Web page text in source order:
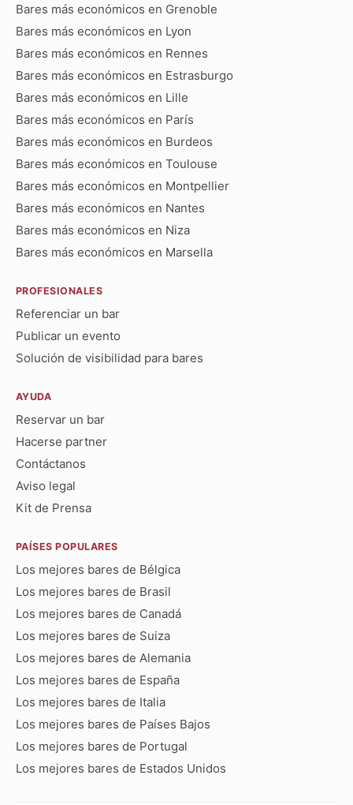
Bares más económicos en Grenoble
Bares más económicos en Lyon
Bares más económicos en Rennes
Bares más económicos en Estrasburgo
Bares más económicos en Lille
Bares más económicos en París
Bares más económicos en Burdeos
Bares más económicos en Toulouse
Bares más económicos en Montpellier
Bares más económicos en Nantes
Bares más económicos en Niza
Bares más económicos en Marsella
PROFESIONALES
Referenciar un bar
Publicar un evento
Solución de visibilidad para bares
AYUDA
Reservar un bar
Hacerse partner
Contáctanos
Aviso legal
Kit de Prensa
PAÍSES POPULARES
Los mejores bares de Bélgica
Los mejores bares de Brasil
Los mejores bares de Canadá
Los mejores bares de Suiza
Los mejores bares de Alemania
Los mejores bares de España
Los mejores bares de Italia
Los mejores bares de Países Bajos
Los mejores bares de Portugal
Los mejores bares de Estados Unidos